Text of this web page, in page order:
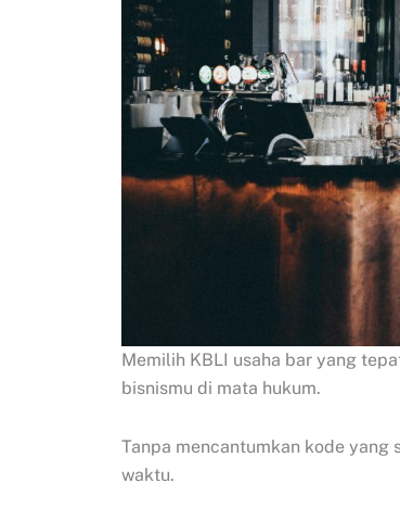
Memilih KBLI usaha bar yang
bisnismu di mata hukum.
Tanpa mencantumkan kode yang
waktu.